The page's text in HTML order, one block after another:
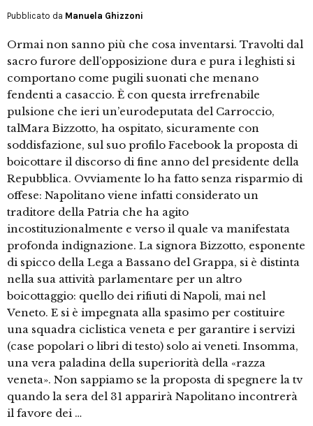
Pubblicato da Manuela Ghizzoni
Ormai non sanno più che cosa inventarsi. Travolti dal
sacro furore dell’opposizione dura e pura i leghisti si
comportano come pugili suonati che menano
fendenti a casaccio. È con questa irrefrenabile
pulsione che ieri un’eurodeputata del Carroccio,
talMara Bizzotto, ha ospitato, sicuramente con
soddisfazione, sul suo profilo Facebook la proposta di
boicottare il discorso di fine anno del presidente della
Repubblica. Ovviamente lo ha fatto senza risparmio di
offese: Napolitano viene infatti considerato un
traditore della Patria che ha agito
incostituzionalmente e verso il quale va manifestata
profonda indignazione. La signora Bizzotto, esponente
di spicco della Lega a Bassano del Grappa, si è distinta
nella sua attività parlamentare per un altro
boicottaggio: quello dei rifiuti di Napoli, mai nel
Veneto. E si è impegnata alla spasimo per costituire
una squadra ciclistica veneta e per garantire i servizi
(case popolari o libri di testo) solo ai veneti. Insomma,
una vera paladina della superiorità della «razza
veneta». Non sappiamo se la proposta di spegnere la tv
quando la sera del 31 apparirà Napolitano incontrerà
il favore dei …